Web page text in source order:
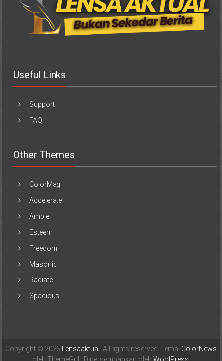
Useful Links
Support
FAQ
Other Themes
ColorMag
Accelerate
Ample
Esteem
Freedom
Masonic
Radiate
Spacious
Copyright © 2026 Lensaaktual . All rights reserved. Tema: ColorNews
oleh ThemeGrill. Dipersembahkan oleh WordPress